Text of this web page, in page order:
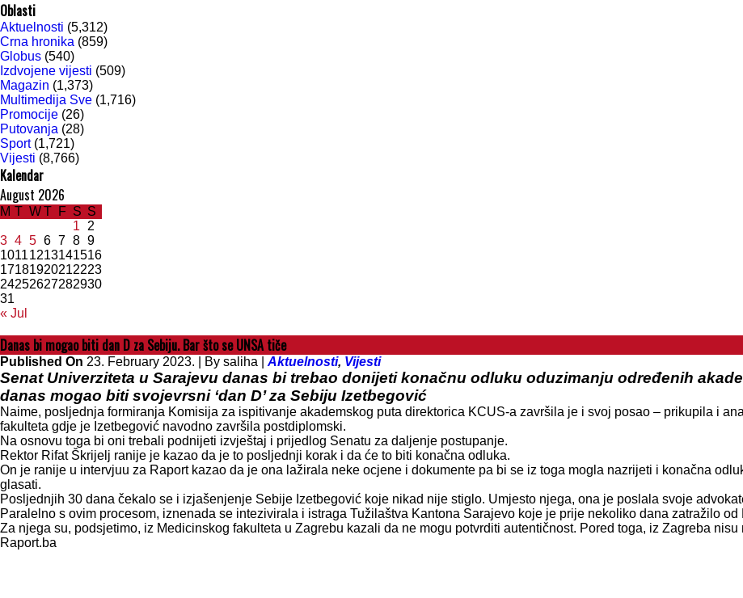
Oblasti
Aktuelnosti (5,312)
Crna hronika (859)
Globus (540)
Izdvojene vijesti (509)
Magazin (1,373)
Multimedija Sve (1,716)
Promocije (26)
Putovanja (28)
Sport(1,721)
Vijesti (8,766)
Kalendar
August 2026
M T WT F S S
« Jul
1
2
3 4 5 6 7 8 9
10111213141516
17181920212223
24252627282930
31
Danas bi mogao biti dan D za Sebiju. Bar što se UNSA tiče
Published On 23. February 2023. | By saliha | Aktuelnosti, Vijesti
Senat Univerziteta u Sarajevu danas bi trebao donijeti konačnu odluku oduzimanju određenih
danas mogao biti svojevrsni ‘dan D’ za Sebiju Izetbegović
Naime, posljednja formiranja Komisija za ispitivanje akademskog puta direktorica KCUS-a završila je i svoj posao – prikupila i
fakulteta gdje je Izetbegović navodno završila postdiplomski.
Na osnovu toga bi oni trebali podnijeti izvještaj i prijedlog Senatu za daljenje postupanje.
Rektor Rifat Škrijelj ranije je kazao da je to posljednji korak i da će to biti konačna odluka.
On je ranije u intervjuu za Raport kazao da je ona lažirala neke ocjene i dokumente pa bi se iz toga mogla nazrijeti i konačna
glasati.
Posljednjih 30 dana čekalo se i izjašenjenje Sebije Izetbegović koje nikad nije stiglo. Umjesto njega, ona je poslala svoje
Paralelno s ovim procesom, iznenada se intezivirala i istraga Tužilaštva Kantona Sarajevo koje je prije nekoliko dana zatražilo
Za njega su, podsjetimo, iz Medicinskog fakulteta u Zagrebu kazali da ne mogu potvrditi autentičnost. Pored toga, iz Zagreba
Raport.ba